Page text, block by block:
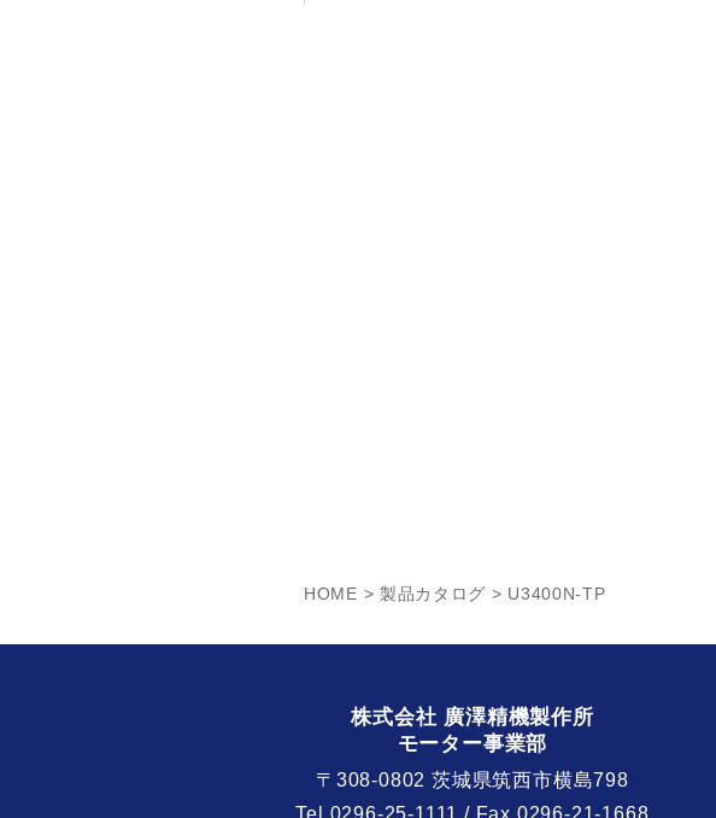
HOME > 製品カタログ > U3400N-TP
株式会社 廣澤精機製作所
モーター事業部
〒308-0802 茨城県筑西市横島798